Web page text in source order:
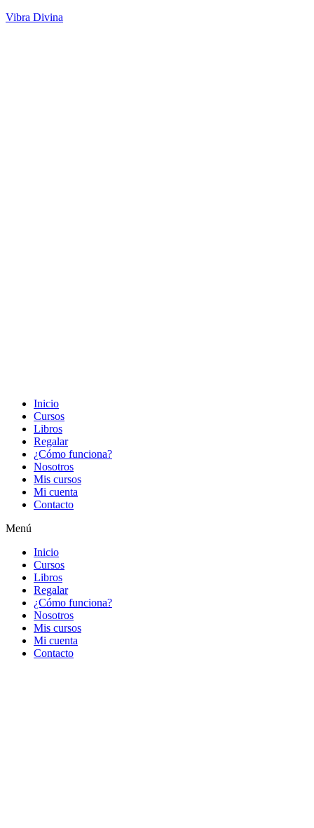
Vibra Divina
Inicio
Cursos
Libros
Regalar
¿Cómo funciona?
Nosotros
Mis cursos
Mi cuenta
Contacto
Menú
Inicio
Cursos
Libros
Regalar
¿Cómo funciona?
Nosotros
Mis cursos
Mi cuenta
Contacto